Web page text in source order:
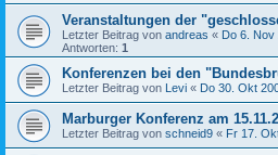
Veranstaltungen der
Letzter Beitrag von andreas « Do 6.
Antworten: 1
Konferenzen bei den
Letzter Beitrag von Levi « Do 30. Okt
Marburger Konferenz am
Letzter Beitrag von schneid9 « Fr 17.